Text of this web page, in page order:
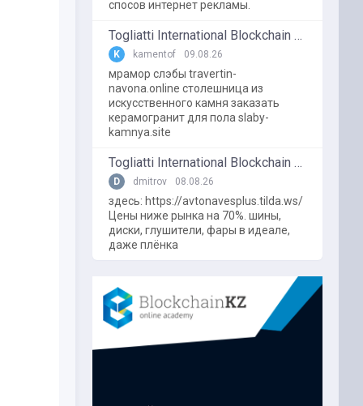
спосов интернет рекламы.
Togliatti International Blockchain Forum
K kamentof 09.08.26
мрамор слэбы travertin-
navona.online столешница из
искусственного камня заказать
керамогранит для пола slaby-
kamnya.site
Togliatti International Blockchain Forum
D dmitrov 08.08.26
здесь: https://avtonavesplus.tilda.ws/
Цены ниже рынка на 70%. шины,
диски, глушители, фары в идеале,
даже плёнка